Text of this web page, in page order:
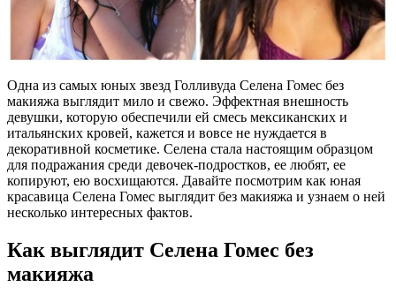
Одна из самых юных звезд Голливуда Селена Гомес без
макияжа выглядит мило и свежо. Эффектная внешность
девушки, которую обеспечили ей смесь мексиканских и
итальянских кровей, кажется и вовсе не нуждается в
декоративной косметике. Селена стала настоящим образцом
для подражания среди девочек-подростков, ее любят, ее
копируют, ею восхищаются. Давайте посмотрим как юная
красавица Селена Гомес выглядит без макияжа и узнаем о ней
несколько интересных фактов.
Как выглядит Селена Гомес без
макияжа